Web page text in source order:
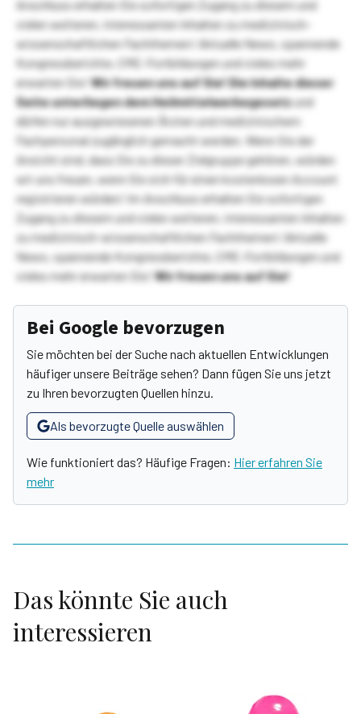
Anschluss erhalten Sie sofortigen Zugang zu diesem und
vielen weiteren, interessanten Inhalten zu medizinisch-
wissenschaftlichen Fachthemen! Aktuelle News, spannende
Kongressberichte, CME-Fortbildungen und vieles mehr
erwarten Sie!Wir freuen uns auf Sie!Die Inhalte dieser
Seite unterliegen dem Heilmittelwerbegesetzund
dürfen nur ausgewiesenen Ärzten und medizinischem
Fachpersonal zugänglich gemacht werden. Wenn Sie der
Ansicht sind, dass Sie zu dieser Zielgruppe gehören, würden
wir uns freuen, wenn Sie sich für einen kostenlosen Account
registrieren würden! Im Anschluss erhalten Sie sofortigen
Zugang zu diesem und vielen weiteren, interessanten Inhalten
zu medizinisch-wissenschaftlichen Fachthemen! Aktuelle
News, spannende Kongressberichte, CME-Fortbildungen und
vieles mehr erwarten Sie!Wir freuen uns auf Sie!
Bei Google bevorzugen
Sie möchten bei der Suche nach aktuellen Entwicklungen
häufiger unsere Beiträge sehen? Dann fügen Sie uns jetzt
zu Ihren bevorzugten Quellen hinzu.
Als bevorzugte Quelle auswählen
Wie funktioniert das? Häufige Fragen: Hier erfahren Sie
mehr
Das könnte Sie auch
interessieren